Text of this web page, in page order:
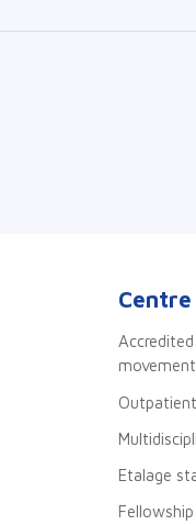
Etalage
Fellowship